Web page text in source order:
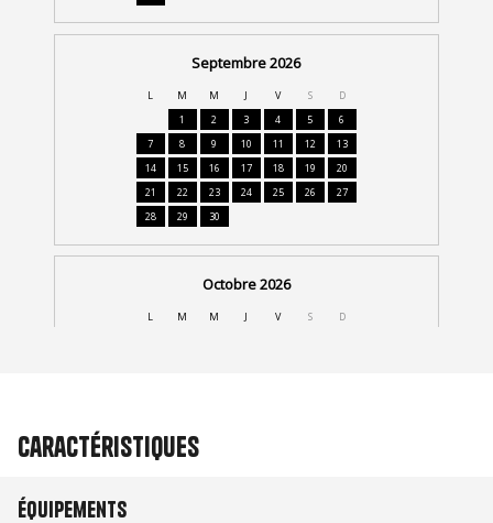
Caractéristiques
Équipements